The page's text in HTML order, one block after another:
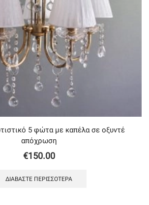
5 φώτα με καπέλα σε οξυντέ
απόχρωση
€150.00
ΔΙΑΒΆΣΤΕ ΠΕΡΙΣΣΌΤΕΡΑ